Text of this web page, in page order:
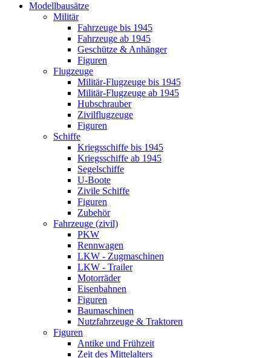
Modellbausätze
Militär
Fahrzeuge bis 1945
Fahrzeuge ab 1945
Geschütze & Anhänger
Figuren
Flugzeuge
Militär-Flugzeuge bis 1945
Militär-Flugzeuge ab 1945
Hubschrauber
Zivilflugzeuge
Figuren
Schiffe
Kriegsschiffe bis 1945
Kriegsschiffe ab 1945
Segelschiffe
U-Boote
Zivile Schiffe
Figuren
Zubehör
Fahrzeuge (zivil)
PKW
Rennwagen
LKW - Zugmaschinen
LKW - Trailer
Motorräder
Eisenbahnen
Figuren
Baumaschinen
Nutzfahrzeuge & Traktoren
Figuren
Antike und Frühzeit
Zeit des Mittelalters